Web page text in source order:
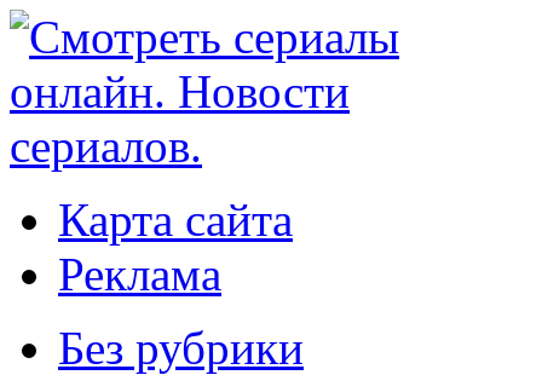
Карта сайта
Реклама
Без рубрики